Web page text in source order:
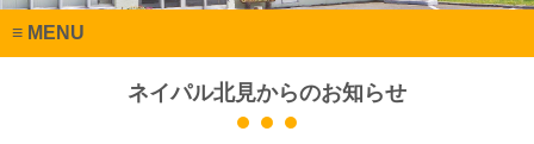
MENU
ネイパル北見からのお知らせ